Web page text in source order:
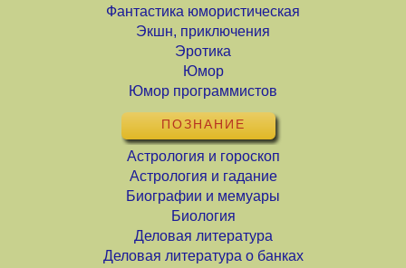
Фантастика юмористическая
Экшн, приключения
Эротика
Юмор
Юмор программистов
ПОЗНАНИЕ
Астрология и гороскоп
Астрология и гадание
Биографии и мемуары
Биология
Деловая литература
Деловая литература о банках